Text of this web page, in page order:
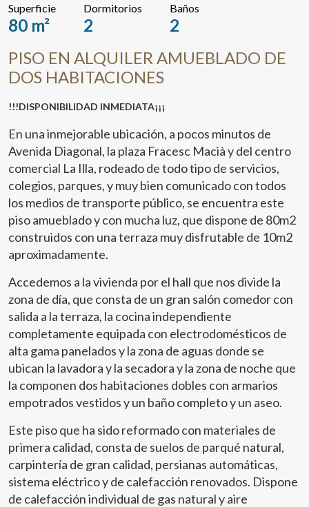
Superficie
80 m²
Dormitorios
2
Baños
2
PISO EN ALQUILER AMUEBLADO DE
DOS HABITACIONES
!!!DISPONIBILIDAD INMEDIATA¡¡¡
En una inmejorable ubicación, a pocos minutos de
Avenida Diagonal, la plaza Fracesc Macià y del centro
comercial La Illa, rodeado de todo tipo de servicios,
colegios, parques, y muy bien comunicado con todos
los medios de transporte público, se encuentra este
piso amueblado y con mucha luz, que dispone de 80m2
construidos con una terraza muy disfrutable de 10m2
aproximadamente.
Accedemos a la vivienda por el hall que nos divide la
zona de día, que consta de un gran salón comedor con
salida a la terraza, la cocina independiente
completamente equipada con electrodomésticos de
alta gama panelados y la zona de aguas donde se
ubican la lavadora y la secadora y la zona de noche que
la componen dos habitaciones dobles con armarios
empotrados vestidos y un baño completo y un aseo.
Este piso que ha sido reformado con materiales de
primera calidad, consta de suelos de parqué natural,
carpintería de gran calidad, persianas automáticas,
sistema eléctrico y de calefacción renovados. Dispone
de calefacción individual de gas natural y aire